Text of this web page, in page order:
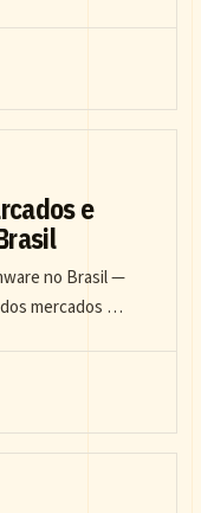
e
no Brasil —
dos mercados …